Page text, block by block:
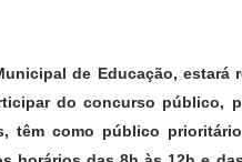
de Educação, estará
do concurso público,
têm como público